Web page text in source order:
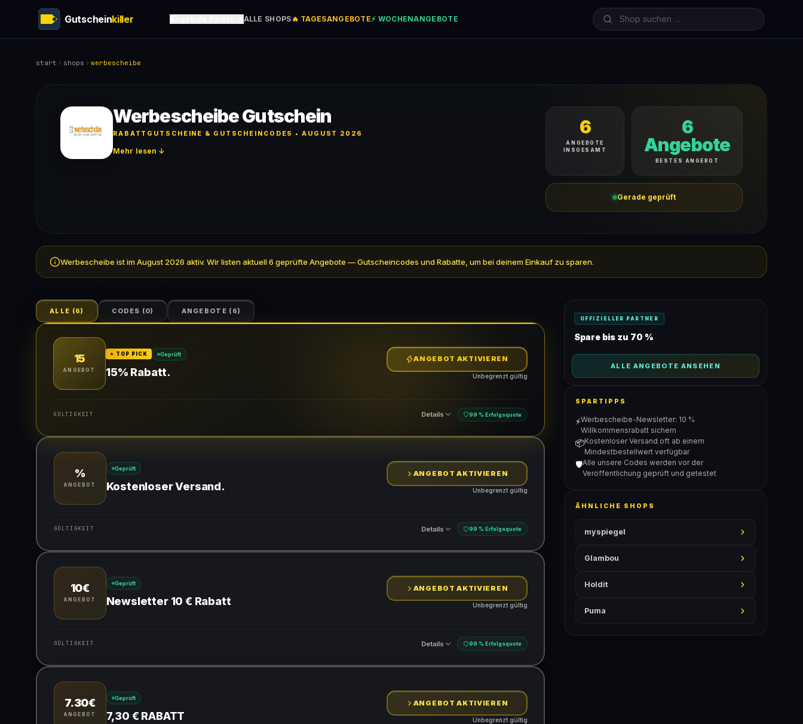
Gutscheinkiller ALLE SHOPS 🔥 TAGESANGEBOTE⚡ WOCHENANGEBOTE
start shops werbescheibe
Werbescheibe Gutschein
RABATTGUTSCHEINE & GUTSCHEINCODES • AUGUST 2026
Mehr lesen ↓
6
ANGEBOTE
INSGESAMT
6
Angebote
BESTES ANGEBOT
Gerade geprüft
Werbescheibe ist im August 2026 aktiv. Wir listen aktuell 6 geprüfte Angebote — Gutscheincodes und Rabatte, um bei deinem Einkauf zu sparen.
ALLE (6) CODES (0) ANGEBOTE ( 6)
15
ANGEBOT
⭐ TOP PICK Geprüft
15% Rabatt.
ANGEBOT AKTIVIEREN
Unbegrenzt gültig
GÜLTIGKEIT Details 99 % Erfolgsquote
Gültig für teilnehmende Produkte
%
ANGEBOT
Geprüft
Kostenloser Versand.
ANGEBOT AKTIVIEREN
Unbegrenzt gültig
GÜLTIGKEIT Details 99 % Erfolgsquote
Gültig für teilnehmende Produkte
10€
ANGEBOT
Geprüft
Newsletter 10 € Rabatt
ANGEBOT AKTIVIEREN
Unbegrenzt gültig
GÜLTIGKEIT Details 99 % Erfolgsquote
Gültig für teilnehmende Produkte
7.30€
ANGEBOT
Geprüft
7,30 € RABATT
ANGEBOT AKTIVIEREN
Unbegrenzt gültig
OFFIZIELLER PARTNER
Spare bis zu 70 %
ALLE ANGEBOTE ANSEHEN
SPARTIPPS
⚡Werbescheibe-Newsletter: 10 %
Willkommensrabatt sichern
📦Kostenloser Versand oft ab einem
Mindestbestellwert verfügbar
🛡️Alle unsere Codes werden vor der
Veröffentlichung geprüft und getestet
ÄHNLICHE SHOPS
myspiegel
Glambou
Holdit
Puma